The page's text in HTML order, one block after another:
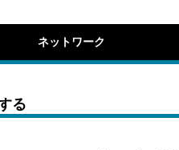
ネットワーク
る